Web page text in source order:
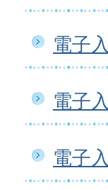
電子
電子
電子